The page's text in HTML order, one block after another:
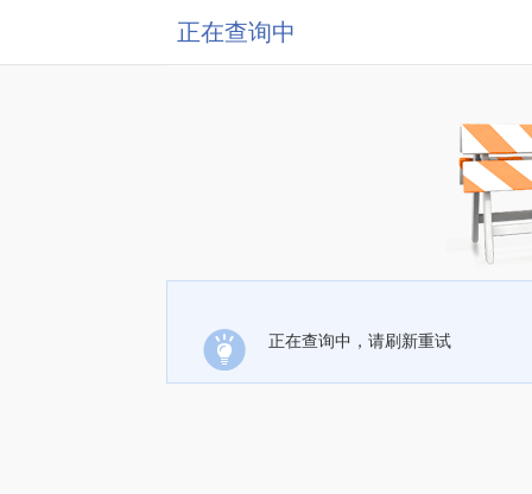
正在查询中
正在查询中，请刷新重试